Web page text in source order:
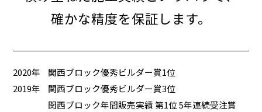
確かな精度を保証します。
2020年
関西ブロック優秀ビルダー賞1位
2019年
関西ブロック優秀ビルダー賞3位
関西ブロック年間販売実績 第1位 5年連続受注賞